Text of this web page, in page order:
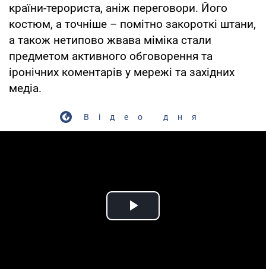
країни-терориста, аніж переговори. Його
костюм, а точніше – помітно закороткі штани,
а також нетипово жвава міміка стали
предметом активного обговорення та
іронічних коментарів у мережі та західних
медіа.
Відео дня
Play Video